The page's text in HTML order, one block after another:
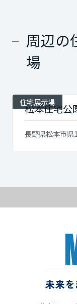
周辺の
場
住宅展示場
松本住宅公
長野県松本市